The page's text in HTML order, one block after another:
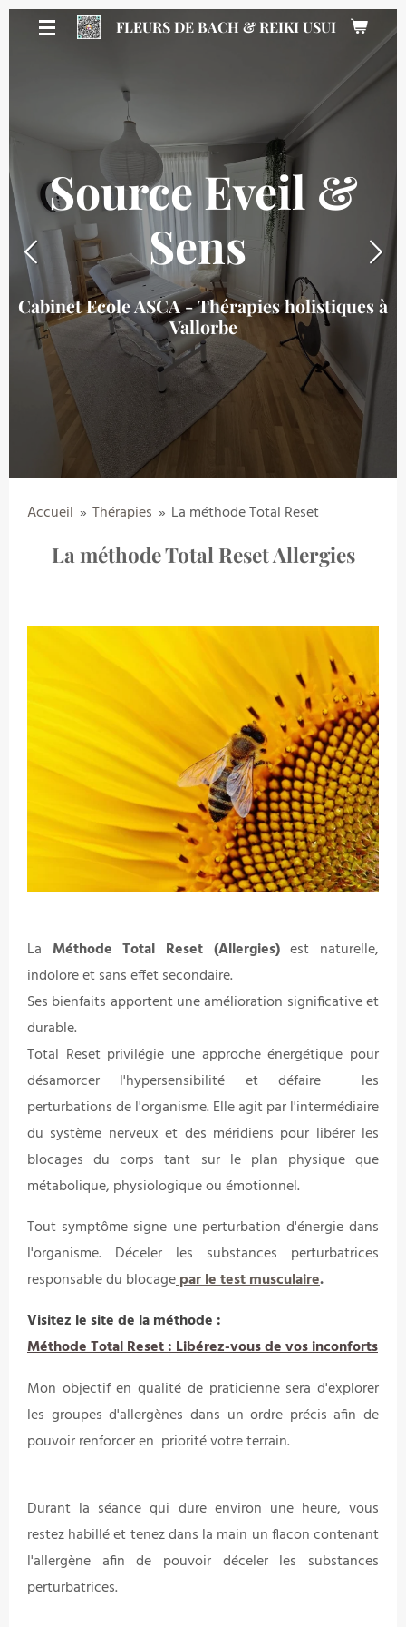
Passer
FLEURS DE BACH & REIKI USUI
Source Eveil &
Sens
Cabinet Ecole ASCA - Thérapies holistiques à
Vallorbe
Accueil » Thérapies » La méthode Total Reset
La méthode Total Reset Allergies
La Méthode Total Reset (Allergies)est naturelle,
indolore et sans effet secondaire.
Ses bienfaits apportent une amélioration significative et
durable.
Total Reset privilégie une approche énergétique pour
désamorcer l'hypersensibilité et défaire les
perturbations de l'organisme. Elle agit par l'intermédiaire
du système nerveux et des méridiens pour libérer les
blocages du corps tant sur le plan physique que
métabolique, physiologique ou émotionnel.
Tout symptôme signe une perturbation d'énergie dans
l'organisme. Déceler les substances perturbatrices
responsable du blocagepar le test musculaire.
Visitez le site de la méthode :
Méthode Total Reset : Libérez-vous de vos inconforts
Mon objectif en qualité de praticienne sera d'explorer
les groupes d'allergènes dans un ordre précis afin de
pouvoir renforcer en priorité votre terrain.
Durant la séance qui dure environ une heure, vous
restez habillé et tenez dans la main un flacon contenant
l'allergène afin de pouvoir déceler les substances
perturbatrices.